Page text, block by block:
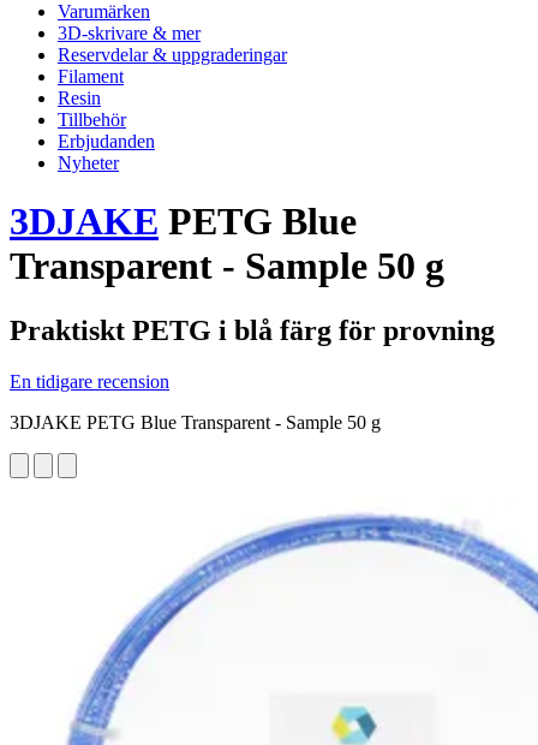
Varumärken
3D-skrivare & mer
Reservdelar & uppgraderingar
Filament
Resin
Tillbehör
Erbjudanden
Nyheter
3DJAKE PETG Blue
Transparent - Sample 50 g
Praktiskt PETG i blå färg för provning
En tidigare recension
3DJAKE PETG Blue Transparent - Sample 50 g